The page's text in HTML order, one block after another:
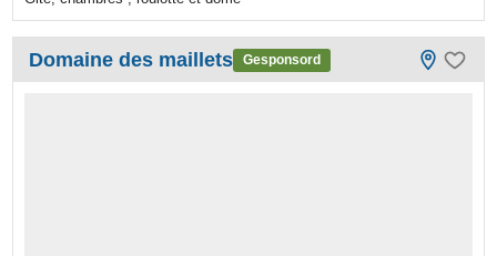
Domaine des maillets Gesponsord